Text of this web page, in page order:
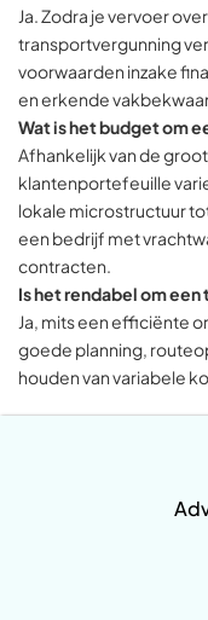
Ja. Zodra je vervoer
transportvergunning
voorwaarden inzake
en erkende
Wat is het budget om
Afhankelijk van de
klantenportefeuille
lokale microstructuur
een bedrijf met
contracten.
Is het rendabel om
Ja, mits een efficiënte
goede planning,
houden van variabele